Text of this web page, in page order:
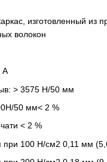
изготовленный из
волокон
A
> 3575 Н/50 мм
50 мм< 2 %
< 2 %
при 100 Н/см2 0,11 мм